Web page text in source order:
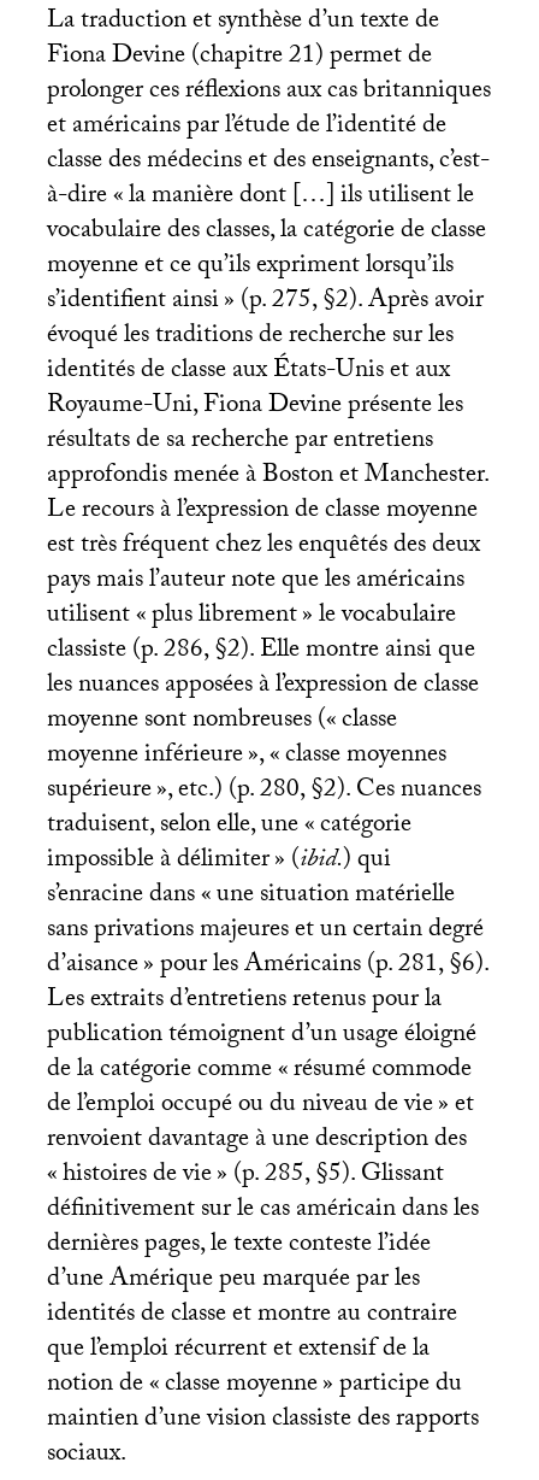
La traduction et synthèse d’un texte de
Fiona Devine (chapitre 21) permet de
prolonger ces réflexions aux cas britanniques
et américains par l’étude de l’identité de
classe des médecins et des enseignants, c’est-
à-dire «la manière dont […] ils utilisent le
vocabulaire des classes, la catégorie de classe
moyenne et ce qu’ils expriment lorsqu’ils
s’identifient ainsi» (p. 275, §2). Après avoir
évoqué les traditions de recherche sur les
identités de classe aux États-Unis et aux
Royaume-Uni, Fiona Devine présente les
résultats de sa recherche par entretiens
approfondis menée à Boston et Manchester.
Le recours à l’expression de classe moyenne
est très fréquent chez les enquêtés des deux
pays mais l’auteur note que les américains
utilisent «plus librement» le vocabulaire
classiste (p. 286, §2). Elle montre ainsi que
les nuances apposées à l’expression de classe
moyenne sont nombreuses («classe
moyenne inférieure», «classe moyennes
supérieure», etc.) (p. 280, §2). Ces nuances
traduisent, selon elle, une «catégorie
impossible à délimiter» (ibid.) qui
s’enracine dans «une situation matérielle
sans privations majeures et un certain degré
d’aisance» pour les Américains (p. 281, §6).
Les extraits d’entretiens retenus pour la
publication témoignent d’un usage éloigné
de la catégorie comme «résumé commode
de l’emploi occupé ou du niveau de vie» et
renvoient davantage à une description des
«histoires de vie» (p. 285, §5). Glissant
définitivement sur le cas américain dans les
dernières pages, le texte conteste l’idée
d’une Amérique peu marquée par les
identités de classe et montre au contraire
que l’emploi récurrent et extensif de la
notion de «classe moyenne» participe du
maintien d’une vision classiste des rapports
sociaux.